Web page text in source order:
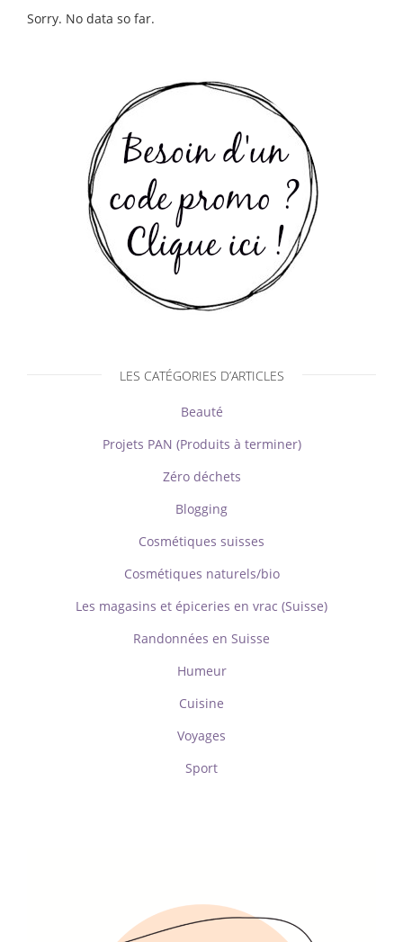
Sorry. No data so far.
LES CATÉGORIES D’ARTICLES
Beauté
Projets PAN (Produits à terminer)
Zéro déchets
Blogging
Cosmétiques suisses
Cosmétiques naturels/bio
Les magasins et épiceries en vrac (Suisse)
Randonnées en Suisse
Humeur
Cuisine
Voyages
Sport